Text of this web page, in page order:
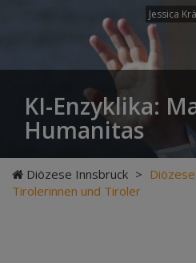
Jessica
KI-Enzyklika:
Humanitas
Diözese Innsbruck >
Tirolerinnen und Tiroler